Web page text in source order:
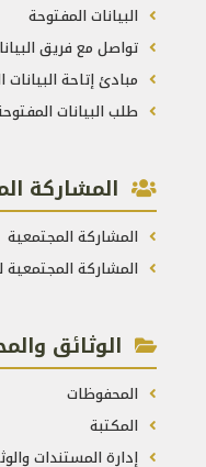
البيانات المفتوحة
تواصل مع فريق
مبادئ إتاحة البيانات
طلب البيانات
المشاركة
المشاركة المجتمعية
المشاركة
الوثائق
المحفوظات
المكتبة
إدارة المستندات